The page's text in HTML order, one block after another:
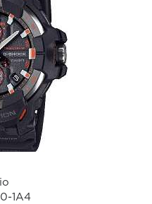
1A4
i
1A4